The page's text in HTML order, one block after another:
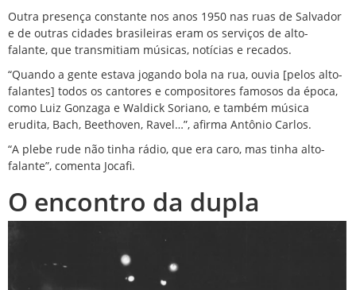
Outra presença constante nos anos 1950 nas ruas de Salvador
e de outras cidades brasileiras eram os serviços de alto-
falante, que transmitiam músicas, notícias e recados.
“Quando a gente estava jogando bola na rua, ouvia [pelos alto-
falantes] todos os cantores e compositores famosos da época,
como Luiz Gonzaga e Waldick Soriano, e também música
erudita, Bach, Beethoven, Ravel…”, afirma Antônio Carlos.
“A plebe rude não tinha rádio, que era caro, mas tinha alto-
falante”, comenta Jocafi.
O encontro da dupla